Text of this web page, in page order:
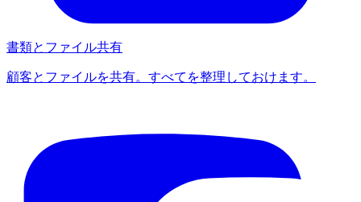
書類とファイル共有
顧客とファイルを共有。すべてを整理しておけます。